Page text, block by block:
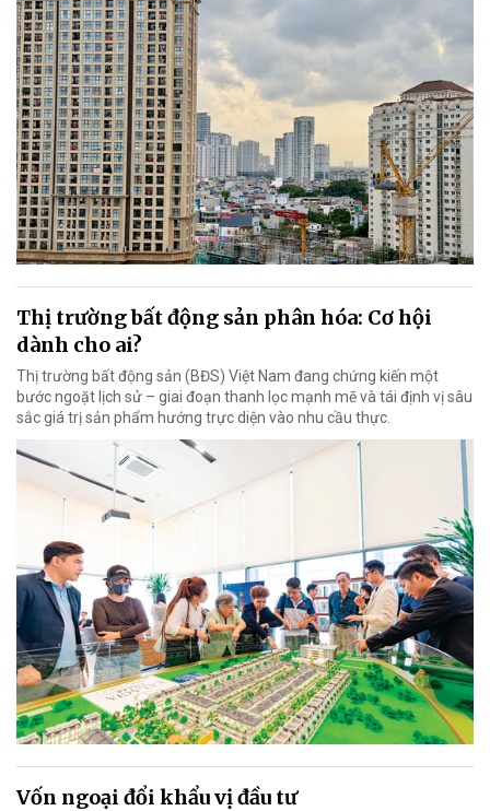
Thị trường bất động sản phân hóa: Cơ hội
dành cho ai?
Thị trường bất động sản (BĐS) Việt Nam đang chứng kiến một
bước ngoặt lịch sử – giai đoạn thanh lọc mạnh mẽ và tái định vị sâu
sắc giá trị sản phẩm hướng trực diện vào nhu cầu thực.
Vốn ngoại đổi khẩu vị đầu tư